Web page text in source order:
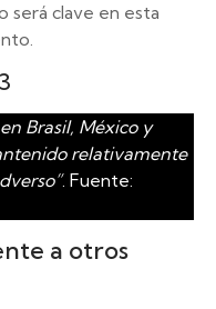
será clave en esta
Brasil, México y
relativamente
. Fuente:
a otros